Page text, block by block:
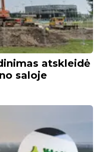
atskleidė
saloje